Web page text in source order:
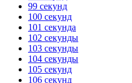
99 секунд
100 секунд
101 секунда
102 секунды
103 секунды
104 секунды
105 секунд
106 секунд